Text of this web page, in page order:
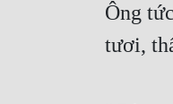
Ông
tươi,